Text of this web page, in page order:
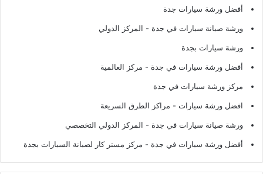
أفضل ورشة سيارات جدة
ورشة صيانة سيارات في جدة - المركز الدولي
ورشة سيارات بجدة
أفضل ورشة سيارات في جدة - مركز العالمية
مركز ورشة سيارات في جدة
افضل ورشة سيارات - مراكز الطرق السريعة
ورشة صيانة سيارات في جدة - المركز الدولي التخصصي
أفضل ورشة سيارات في جدة - مركز مستر كار لصيانة السيارات بجدة